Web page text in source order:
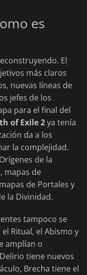
es
El
más claros
nuevas líneas de
jefes de los
para el final del
of Exile 2ya tenía
da a los
la complejidad.
de la
mapas de
de Portales y
la Divinidad.
tampoco se
Ritual, el Abismo y
amplían o
tiene nuevos
Brecha tiene el